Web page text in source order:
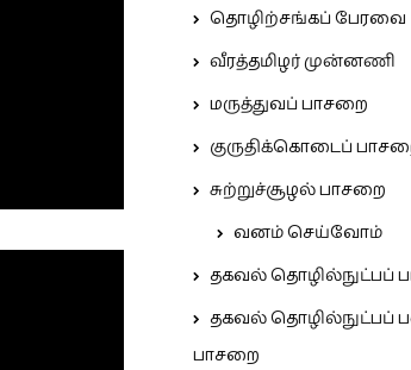
தொழிற்சங்கப் பேரவை
வீரத்தமிழர் முன்னணி
மருத்துவப் பாசறை
குருதிக்கொடைப்
சுற்றுச்சூழல் பாசறை
வனம் செய்வோம்
தகவல் தொழில்நுட்பப்
தகவல் தொழில்நுட்பப்
பாசறை